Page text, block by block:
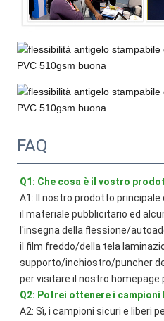
FAQ
Q1: Che cosa è il vostro
A1: Il nostro prodotto
il materiale pubblicitario ed
l'insegna della flessione/
il film freddo/della tela
supporto/inchiostro/puncher
per visitare il nostro homepage
Q2: Potrei ottenere i campioni
A2: Sì, i campioni sicuri e liberi